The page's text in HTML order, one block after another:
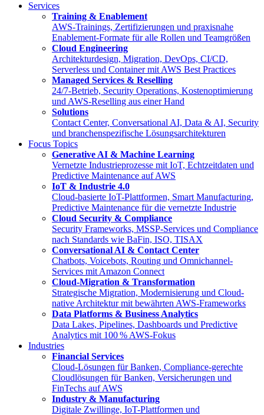
Services
Training & Enablement
AWS-Trainings, Zertifizierungen und praxisnahe
Enablement-Formate für alle Rollen und Teamgrößen
Cloud Engineering
Architekturdesign, Migration, DevOps, CI/CD,
Serverless und Container mit AWS Best Practices
Managed Services & Reselling
24/7-Betrieb, Security Operations, Kostenoptimierung
und AWS-Reselling aus einer Hand
Solutions
Contact Center, Conversational AI, Data & AI, Security
und branchenspezifische Lösungsarchitekturen
Focus Topics
Generative AI & Machine Learning
Vernetzte Industrieprozesse mit IoT, Echtzeitdaten und
Predictive Maintenance auf AWS
IoT & Industrie 4.0
Cloud-basierte IoT-Plattformen, Smart Manufacturing,
Predictive Maintenance für die vernetzte Industrie
Cloud Security & Compliance
Security Frameworks, MSSP-Services und Compliance
nach Standards wie BaFin, ISO, TISAX
Conversational AI & Contact Center
Chatbots, Voicebots, Routing und Omnichannel-
Services mit Amazon Connect
Cloud-Migration & Transformation
Strategische Migration, Modernisierung und Cloud-
native Architektur mit bewährten AWS-Frameworks
Data Platforms & Business Analytics
Data Lakes, Pipelines, Dashboards und Predictive
Analytics mit 100 % AWS-Fokus
Industries
Financial Services
Cloud-Lösungen für Banken, Compliance-gerechte
Cloudlösungen für Banken, Versicherungen und
FinTechs auf AWS
Industry & Manufacturing
Digitale Zwillinge, IoT-Plattformen und